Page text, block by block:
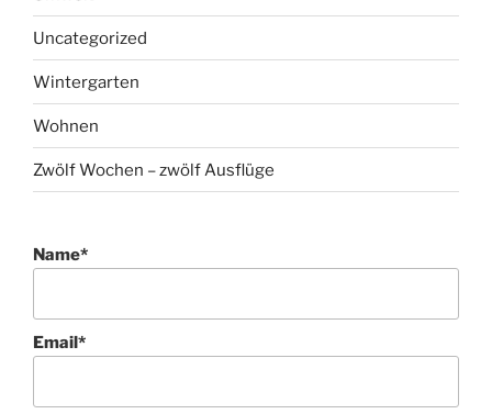
Uncategorized
Wintergarten
Wohnen
Zwölf Wochen – zwölf Ausflüge
Name*
Email*